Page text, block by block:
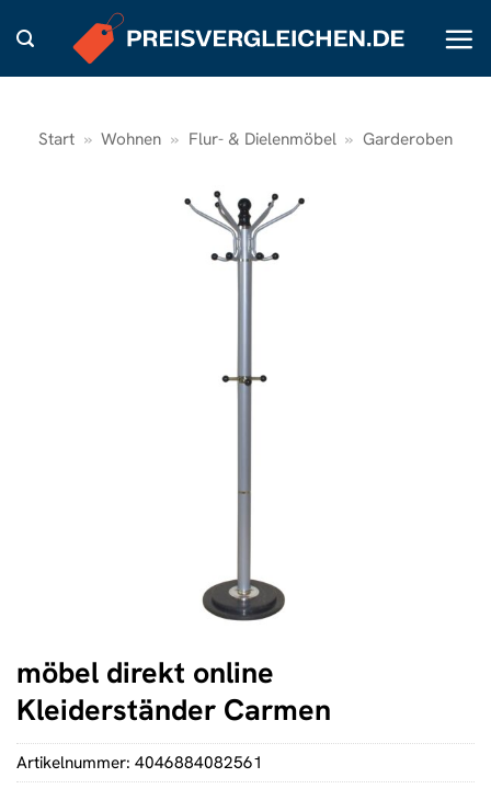
Inhalt
springen
Start » Wohnen » Flur- & Dielenmöbel » Garderoben
möbel direkt online
Kleiderständer Carmen
Artikelnummer: 4046884082561